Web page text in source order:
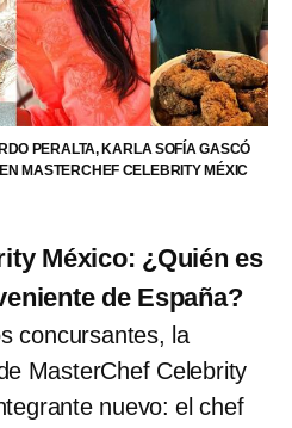
PERALTA, KARLA SOFÍA GASCÓ
MASTERCHEF CELEBRITY MÉXIC
México: ¿Quién es
de España?
concursantes, la
MasterChef Celebrity
nuevo: el chef